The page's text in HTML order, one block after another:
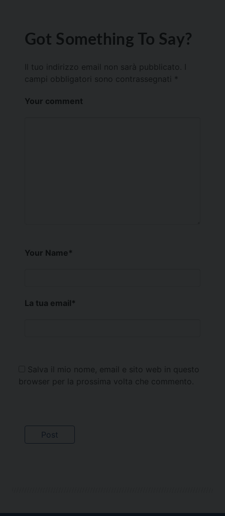
Got Something To Say?
Il tuo indirizzo email non sarà pubblicato.
campi obbligatori sono contrassegnati *
Your comment
Your Name*
La tua email*
Salva il mio nome, email e sito web in questo
browser per la prossima volta che commento.